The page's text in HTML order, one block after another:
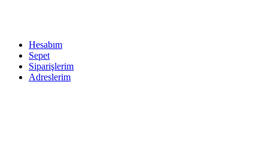
Hesabım
Sepet
Siparişlerim
Adreslerim